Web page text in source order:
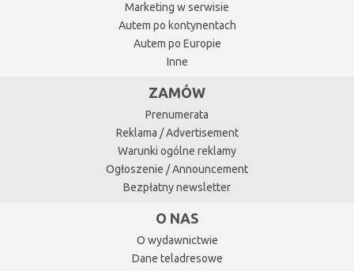
Marketing w serwisie
Autem po kontynentach
Autem po Europie
Inne
ZAMÓW
Prenumerata
Reklama / Advertisement
Warunki ogólne reklamy
Ogłoszenie / Announcement
Bezpłatny newsletter
O NAS
O wydawnictwie
Dane teladresowe